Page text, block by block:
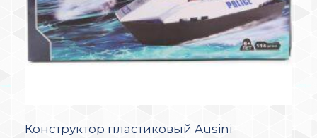
Конструктор пластиковый Ausini